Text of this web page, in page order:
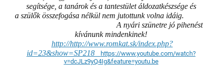
segítsége, a tanárok és a tantestület áldozatkészsége és
a szülők összefogása nélkül nem jutottunk volna idáig.
A nyári szünetre jó pihenést
kívánunk mindenkinek!
http://http://www.romkat.sk/index.php?
id=23&show=SP218
https://www.youtube.com/watch?
v=dcJLz9yQ4Ig&feature=youtu.be